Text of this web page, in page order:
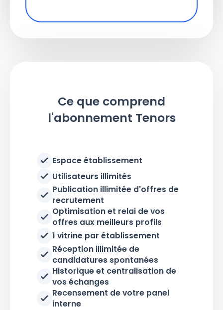
Ce que comprend
l'abonnement Tenors
Espace établissement
Utilisateurs illimités
Publication illimitée d'offres de
recrutement
Optimisation et relai de vos
offres aux meilleurs profils
1 vitrine par établissement
Réception illimitée de
candidatures spontanées
Historique et centralisation de
vos échanges
Recensement de votre panel
interne